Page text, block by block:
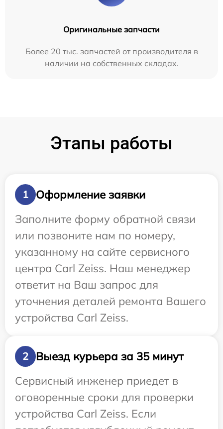
Оригинальные запчасти
Более 20 тыс. запчастей от производителя в
наличии на собственных складах.
Этапы работы
1
Оформление заявки
Заполните форму обратной связи
или позвоните нам по номеру,
указанному на сайте сервисного
центра Carl Zeiss. Наш менеджер
ответит на Ваш запрос для
уточнения деталей ремонта Вашего
устройства Carl Zeiss.
2
Выезд курьера за 35 минут
Сервисный инженер приедет в
оговоренные сроки для проверки
устройства Carl Zeiss. Если